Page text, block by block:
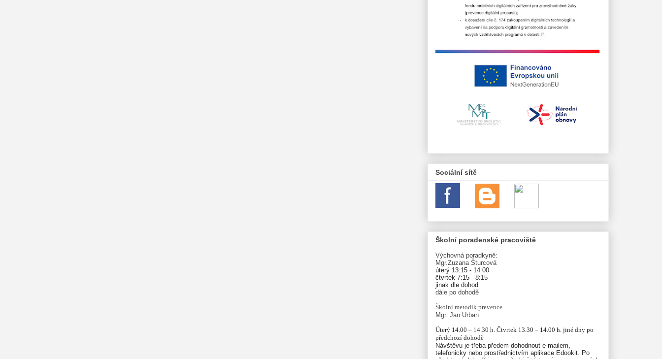
Sociální sítě
Školní poradenské pracoviště
Výchovná poradkyně:
Mgr.Zuzana Šturcová
úterý 13:15 - 14:00
čtvrtek 7:15 - 8:15
jinak dle dohod
dále po dohodě
Školní metodik prevence
Mgr. Jan Urban
Úterý 14.00 – 14.30 h. Čtvrtek 13.30 – 14.00 h. jiné dny po
předchozí dohodě
Návštěvu je třeba předem dohodnout e-mailem,
telefonicky nebo prostřednictvím aplikace Edookit. Po